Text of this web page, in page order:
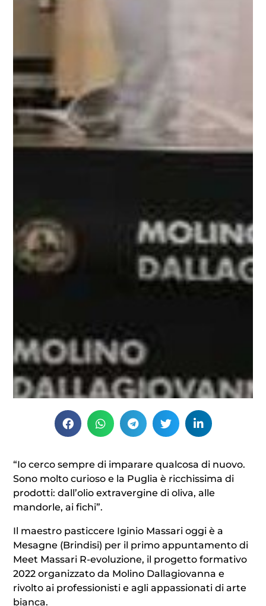
“Io cerco sempre di imparare qualcosa di nuovo.
Sono molto curioso e la Puglia è ricchissima di
prodotti: dall’olio extravergine di oliva, alle
mandorle, ai fichi”.
Il maestro pasticcere Iginio Massari oggi è a
Mesagne (Brindisi) per il primo appuntamento di
Meet Massari R-evoluzione, il progetto formativo
2022 organizzato da Molino Dallagiovanna e
rivolto ai professionisti e agli appassionati di arte
bianca.